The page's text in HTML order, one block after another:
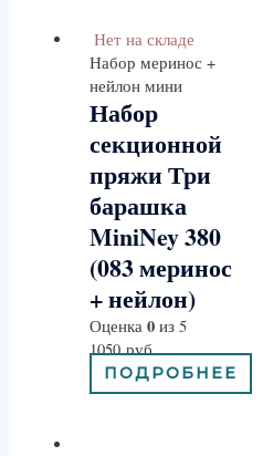
Нет на складе
Набор меринос +
нейлон мини
Набор
секционной
пряжи Три
барашка
MiniNey 380
(083 меринос
+ нейлон)
Оценка 0из 5
1050руб
ПОДРОБНЕЕ